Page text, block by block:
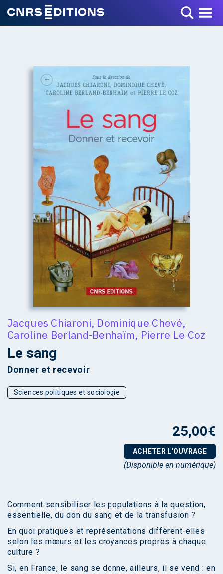
Toggle Menu
+
Jacques Chiaroni, Dominique Chevé,
Caroline Berland-Benhaïm, Pierre Le Coz
Le sang
Donner et recevoir
Sciences politiques et sociologie
25,00€
ACHETER L'OUVRAGE
(Disponible en numérique)
Comment sensibiliser les populations à la question,
essentielle, du don du sang et de la transfusion ?
En quoi pratiques et représentations diffèrent-elles
selon les mœurs et les croyances propres à chaque
culture ?
Si, en France, le sang se donne, ailleurs, il se vend : en